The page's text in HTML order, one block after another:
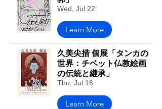
Wed, Jul 22
Learn More
久美尖措 個展「タンカの
世界：チベット仏教絵画
の伝統と継承」
Thu, Jul 16
Learn More